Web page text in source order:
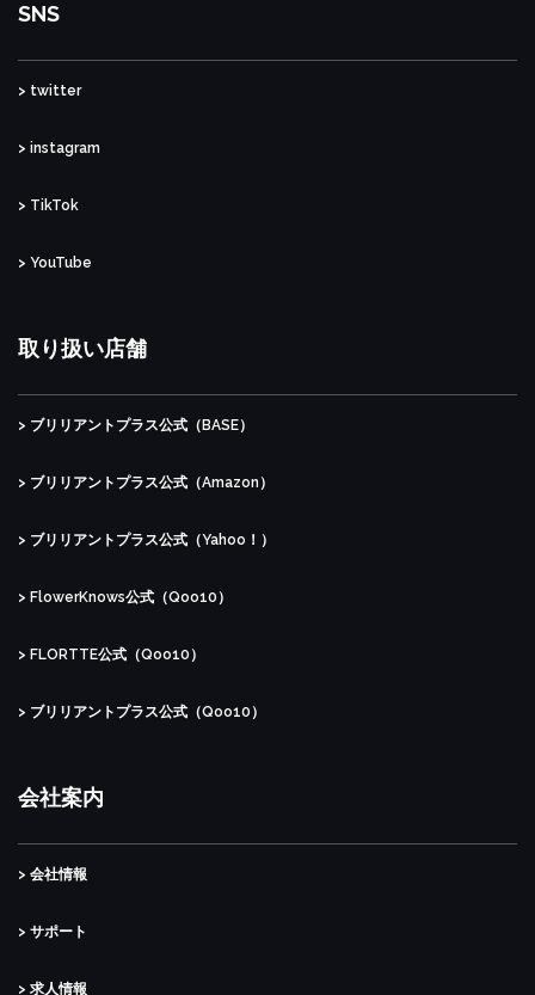
SNS
> twitter
> instagram
> TikTok
> YouTube
取り扱い店舗
> ブリリアントプラス公式（BASE）
> ブリリアントプラス公式（Amazon）
> ブリリアントプラス公式（Yahoo！）
> FlowerKnows公式（Qoo10）
> FLORTTE公式（Qoo10）
> ブリリアントプラス公式（Qoo10）
会社案内
> 会社情報
> サポート
> 求人情報